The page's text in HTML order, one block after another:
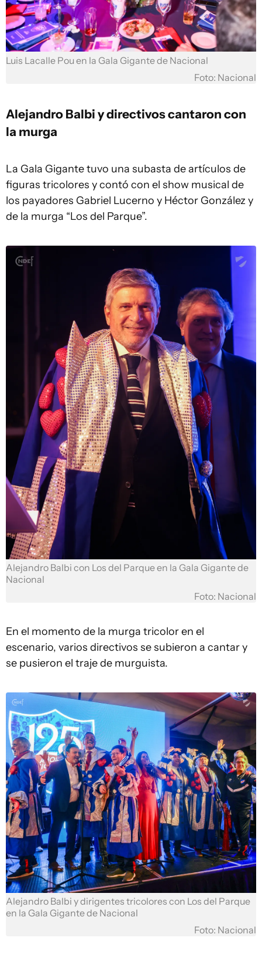
Luis Lacalle Pou en la Gala Gigante de Nacional
Foto: Nacional
Alejandro Balbi y directivos cantaron con
la murga
La Gala Gigante tuvo una subasta de artículos de
figuras tricolores y contó con el show musical de
los payadores Gabriel Lucerno y Héctor González y
de la murga “Los del Parque”.
Alejandro Balbi con Los del Parque en la Gala Gigante de
Nacional
Foto: Nacional
En el momento de la murga tricolor en el
escenario, varios directivos se subieron a cantar y
se pusieron el traje de murguista.
Alejandro Balbi y dirigentes tricolores con Los del Parque
en la Gala Gigante de Nacional
Foto: Nacional